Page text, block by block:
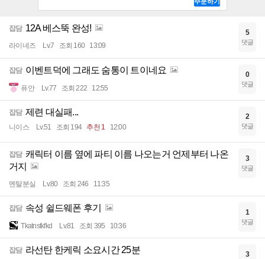
잡담 12A 베스뚝 완성!
라이네즈 Lv.7 조회 160 13:09
5
댓글
잡담 이벤트덕에 그래도 숨통이 트이네요
퓨안 Lv.77 조회 222 12:55
0
댓글
잡담 제련 대실패...
니이스 Lv.51 조회 194 추천 1 12:00
2
댓글
잡담 캐릭터 이름 옆에 파티 이름 나오는거 언제부터 나온
거지
멘탈분실 Lv.80 조회 246 11:35
3
댓글
잡담 속성 쉴드웨폰 후기
Tkatnstkfkd Lv.81 조회 395 10:36
1
댓글
잡담 라선탄 한케릭 소요시간 25분 3